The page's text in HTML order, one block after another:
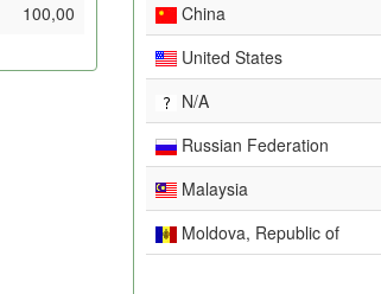
100,00
China
United States
N/A
Russian Federation
Malaysia
Moldova, Republic of